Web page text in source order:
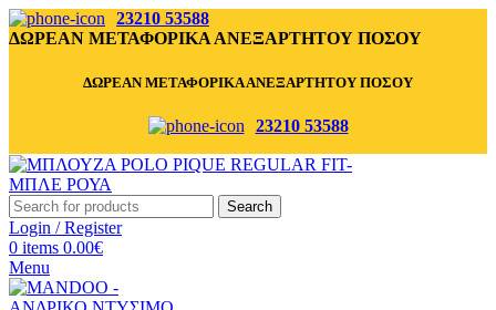
23210 53588
ΔΩΡΕΑΝ ΜΕΤΑΦΟΡΙΚΑ ΑΝΕΞΑΡΤΗΤΟΥ ΠΟΣΟΥ
ΔΩΡΕΑΝ ΜΕΤΑΦΟΡΙΚΑ ΑΝΕΞΑΡΤΗΤΟΥ ΠΟΣΟΥ
23210 53588
Search
Login / Register
0 items 0.00€
Menu